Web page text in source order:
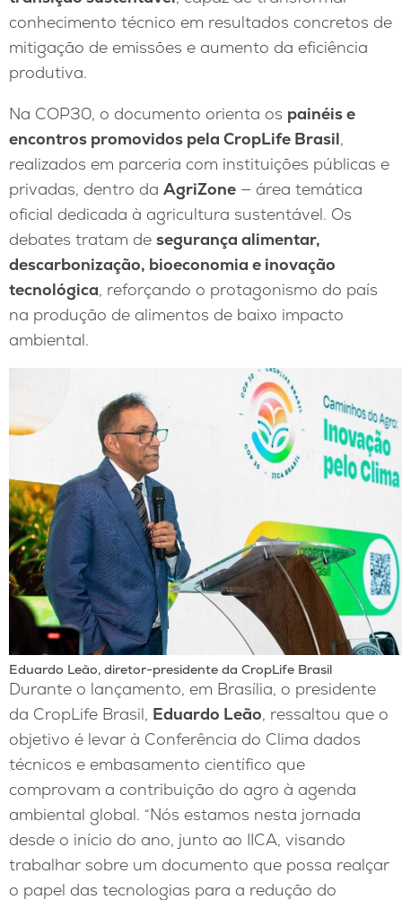
conhecimento técnico em resultados concretos de
mitigação de emissões e aumento da eficiência
produtiva.
Na COP30, o documento orienta os painéis e
encontros promovidos pela CropLife Brasil,
realizados em parceria com instituições públicas e
privadas, dentro da AgriZone — área temática
oficial dedicada à agricultura sustentável. Os
debates tratam de segurança alimentar,
descarbonização, bioeconomia e inovação
tecnológica, reforçando o protagonismo do país
na produção de alimentos de baixo impacto
ambiental.
Eduardo Leão, diretor-presidente da CropLife Brasil
Durante o lançamento, em Brasília, o presidente
da CropLife Brasil, Eduardo Leão, ressaltou que o
objetivo é levar à Conferência do Clima dados
técnicos e embasamento científico que
comprovam a contribuição do agro à agenda
ambiental global. “Nós estamos nesta jornada
desde o início do ano, junto ao IICA, visando
trabalhar sobre um documento que possa realçar
o papel das tecnologias para a redução do